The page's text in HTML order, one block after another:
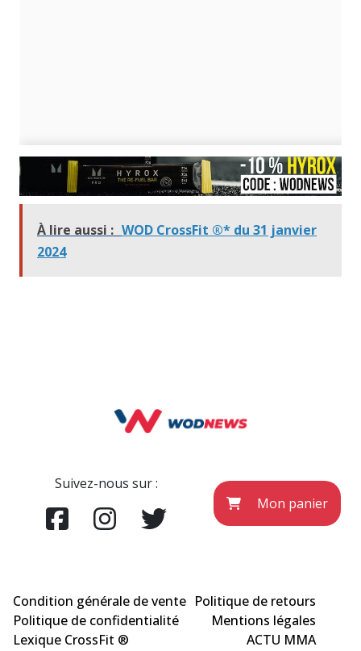
À lire aussi : WOD CrossFit ®* du 31 janvier
2024
Suivez-nous sur :
Mon panier
Condition générale de vente Politique de retours
Politique de confidentialité
Mentions légales
Lexique CrossFit ®
ACTU MMA